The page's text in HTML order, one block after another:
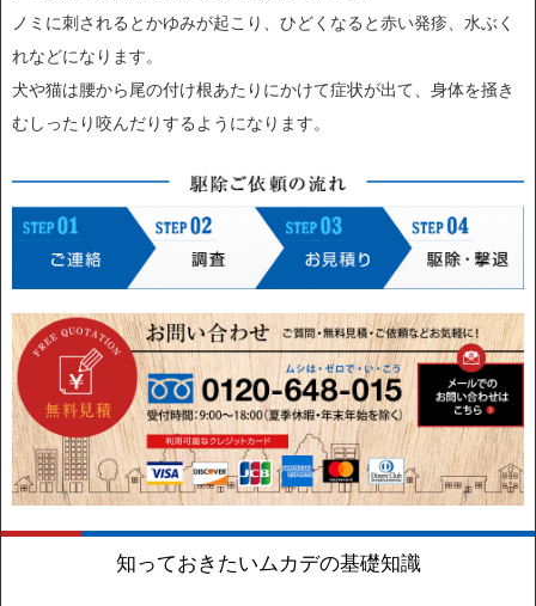
ノミに刺されるとかゆみが起こり、ひどくなると赤い発疹、水ぶく
れなどになります。
犬や猫は腰から尾の付け根あたりにかけて症状が出て、身体を掻き
むしったり咬んだりするようになります。
知っておきたいムカデの基礎知識